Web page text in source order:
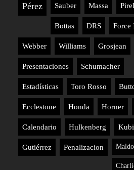
Pérez Sauber Massa
Bottas DRS Force
Webber Williams Grosjean
Presentaciones Schumacher
Estadísticas Toro Rosso
Ecclestone Honda Horner
Calendario Hulkenberg
Gutiérrez Penalizacion